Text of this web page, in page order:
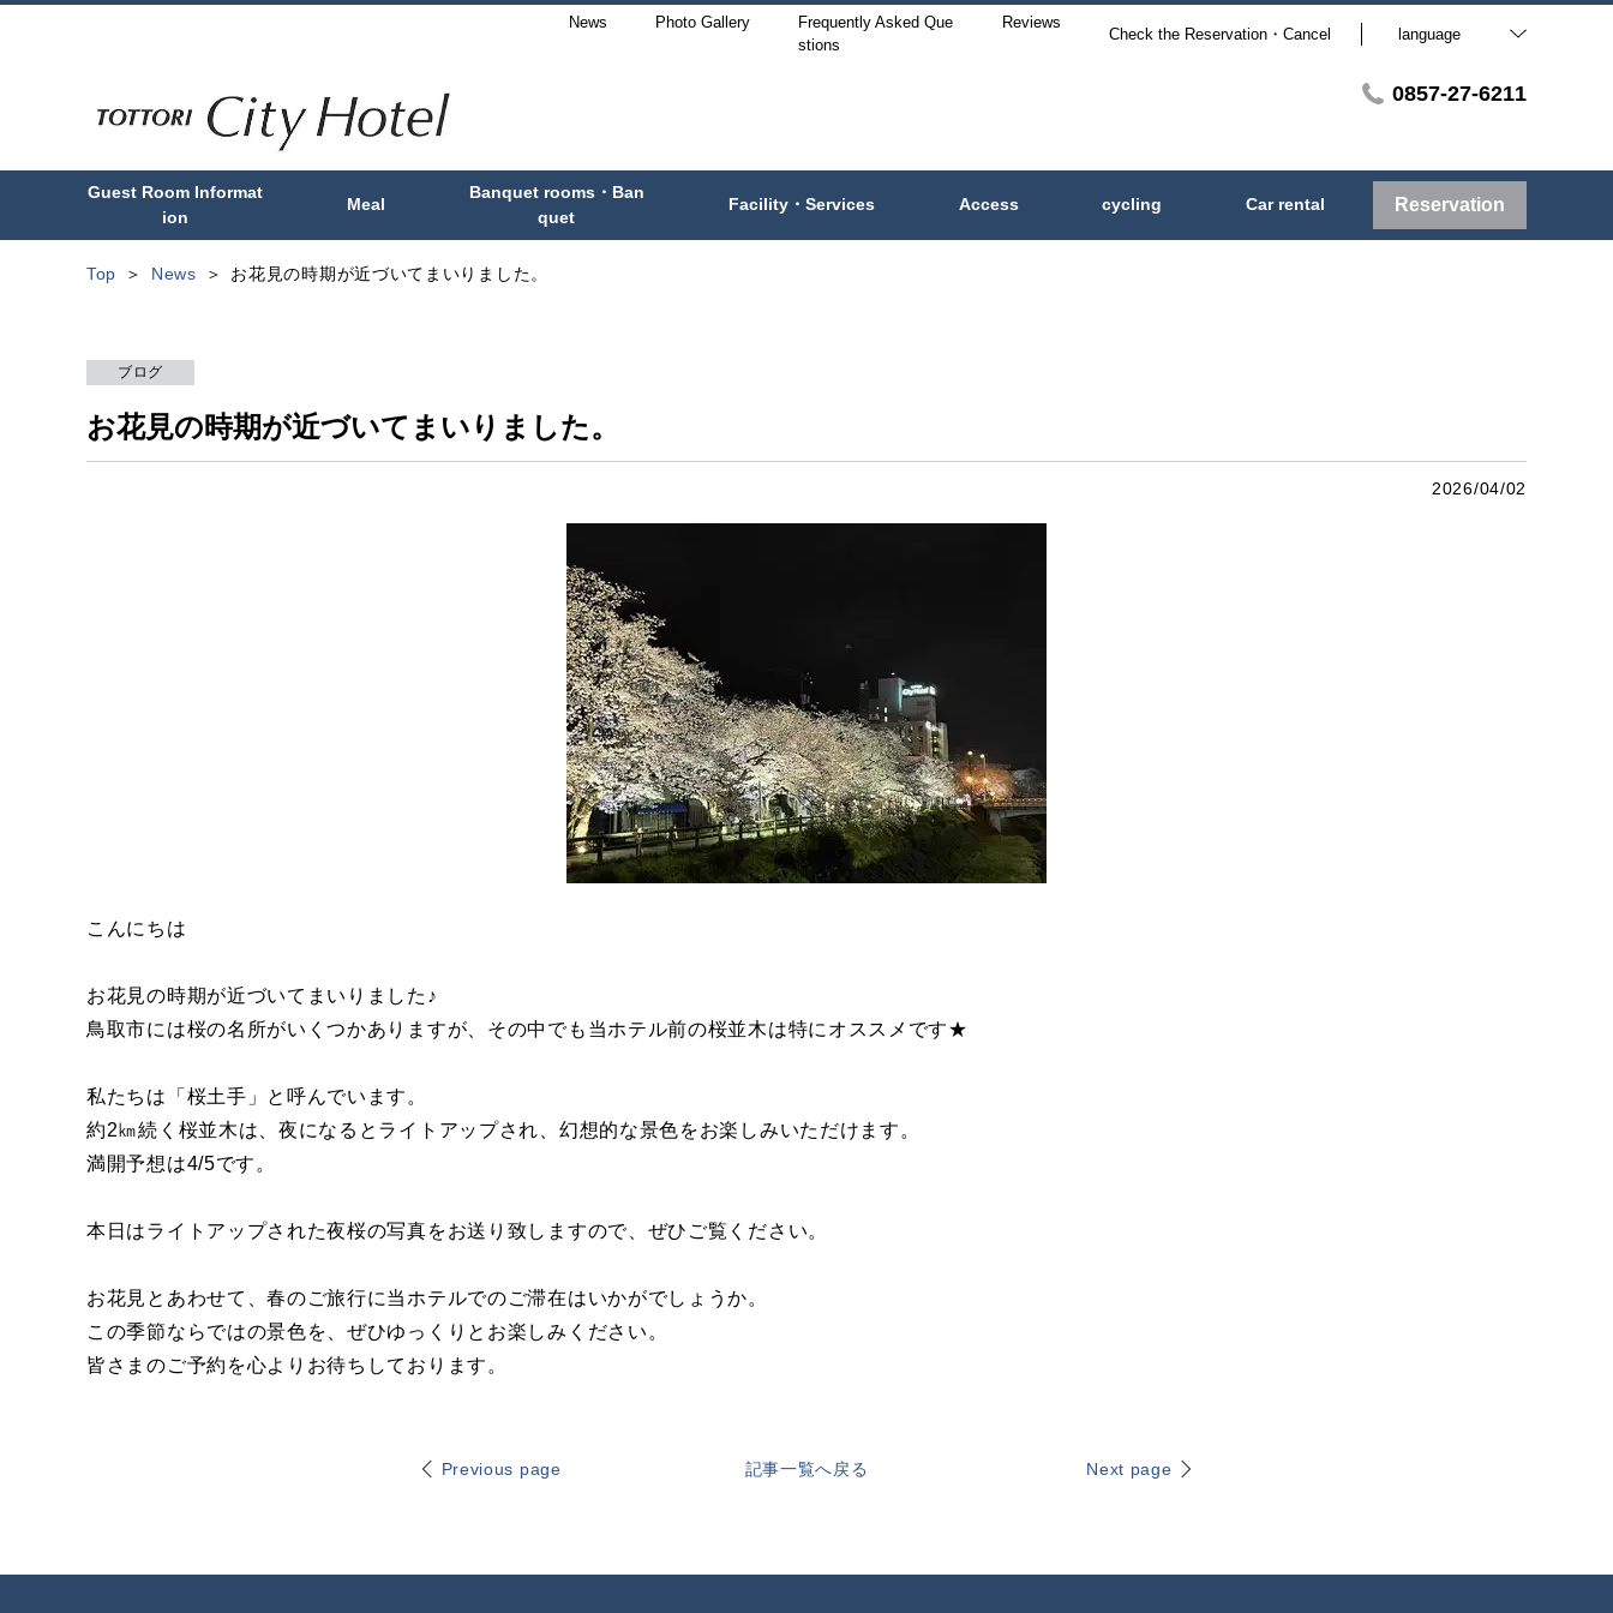
News Photo Gallery
Frequently Asked Que
stions
Reviews
Check the Reservation・Cancel language
0857-27-6211
Guest Room Informat
ion
Meal
Banquet rooms・Ban
quet
Facility・Services Access cycling Car rental Reservation
Top News お花見の時期が近づいてまいりました。
ブログ
お花見の時期が近づいてまいりました。
2026/04/02
こんにちは
お花見の時期が近づいてまいりました♪
鳥取市には桜の名所がいくつかありますが、その中でも当ホテル前の桜並木は特にオススメです★
私たちは「桜土手」と呼んでいます。
約2㎞続く桜並木は、夜になるとライトアップされ、幻想的な景色をお楽しみいただけます。
満開予想は4/5です。
本日はライトアップされた夜桜の写真をお送り致しますので、ぜひご覧ください。
お花見とあわせて、春のご旅行に当ホテルでのご滞在はいかがでしょうか。
この季節ならではの景色を、ぜひゆっくりとお楽しみください。
皆さまのご予約を心よりお待ちしております。
Previous page 記事一覧へ戻る Next page